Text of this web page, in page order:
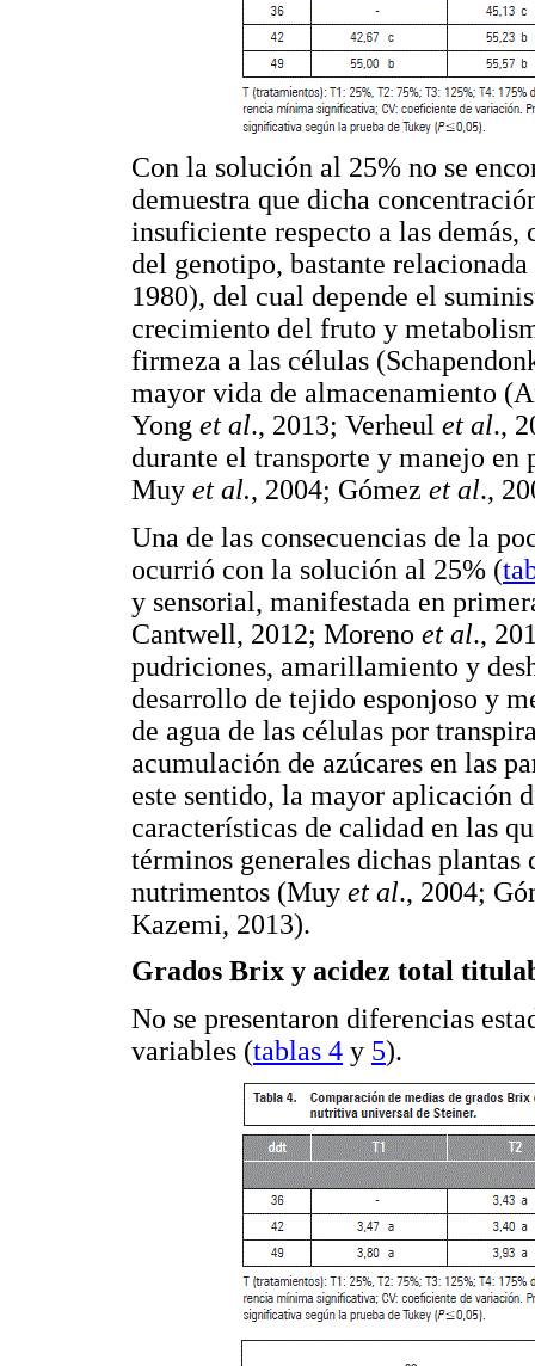
Con la solución al 25% no se
demuestra que dicha
insuficiente respecto a las
del genotipo, bastante
1980), del cual depende el
crecimiento del fruto y
firmeza a las células
mayor vida de almacenamiento
Yong et al., 2013; Verheul et al.,
durante el transporte y manejo en
Muy et al., 2004; Gómez et al.,
Una de las consecuencias de la
ocurrió con la solución al 25% (
y sensorial, manifestada en
Cantwell, 2012; Moreno et al.,
pudriciones, amarillamiento y
desarrollo de tejido esponjoso y
de agua de las células por
acumulación de azúcares en las
este sentido, la mayor aplicación
características de calidad en las
términos generales dichas
nutrimentos (Muy et al., 2004;
Kazemi, 2013).
Grados Brix y acidez total
No se presentaron diferencias
variables (tablas 4 y 5).